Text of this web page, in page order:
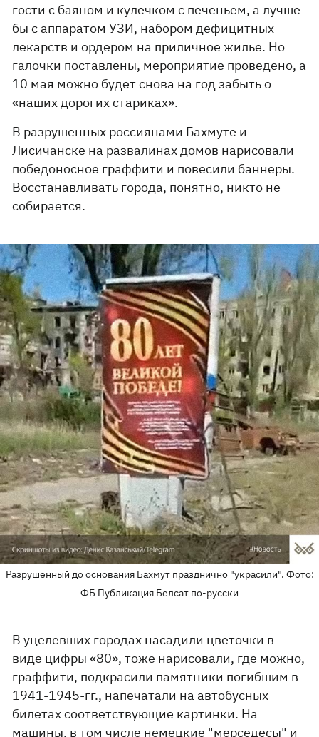
гости с баяном и кулечком с печеньем, а лучше
бы с аппаратом УЗИ, набором дефицитных
лекарств и ордером на приличное жилье. Но
галочки поставлены, мероприятие проведено, а
10 мая можно будет снова на год забыть о
«наших дорогих стариках».
В разрушенных россиянами Бахмуте и
Лисичанске на развалинах домов нарисовали
победоносное граффити и повесили баннеры.
Восстанавливать города, понятно, никто не
собирается.
Разрушенный до основания Бахмут празднично "украсили". Фото:
ФБ Публикация Белсат по-русски
В уцелевших городах насадили цветочки в
виде цифры «80», тоже нарисовали, где можно,
граффити, подкрасили памятники погибшим в
1941-1945-гг., напечатали на автобусных
билетах соответствующие картинки. На
машины, в том числе немецкие "мерседесы" и